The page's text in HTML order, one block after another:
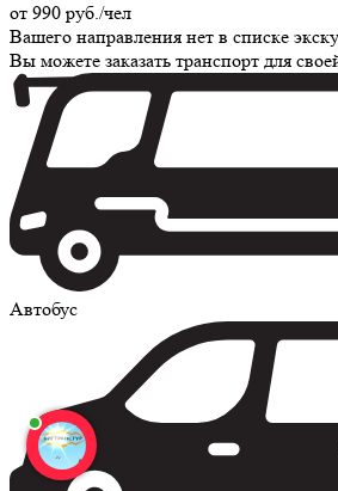
от 990 руб./чел
Вашего направления нет в списке
Вы можете заказать транспорт для
Автобус